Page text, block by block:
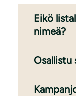
Eikö
nimeä?
Osallistu